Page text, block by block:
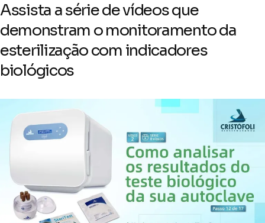
Assista a série de vídeos que
demonstram o monitoramento da
esterilização com indicadores
biológicos